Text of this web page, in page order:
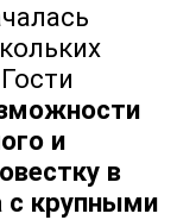
и
в
с крупными